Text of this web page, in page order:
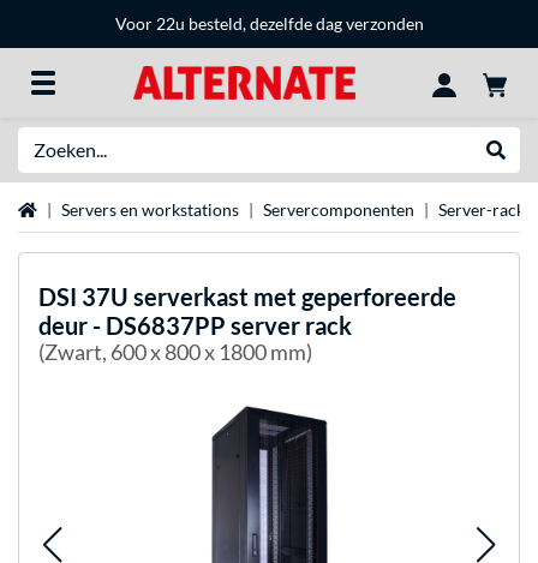
Voor 22u besteld, dezelfde dag verzonden
HomeServers en workstations Servercomponenten Server-racks
DSI 37U serverkast met geperforeerde
deur - DS6837PP server rack
(Zwart, 600 x 800 x 1800 mm)